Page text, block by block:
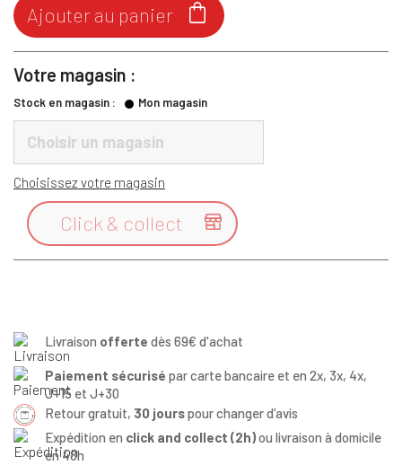

Ajouter au panier
Votre magasin :
Stock en magasin : Mon magasin
Choisir un magasin
Choisissez votre magasin

Click & collect
Livraison offerte dès 69€ d'achat
Paiement sécurisé par carte bancaire et en 2x, 3x, 4x,
J+15 et J+30
Retour gratuit, 30 jourspour changer d’avis
Expédition en click and collect (2h)ou livraison à domicile
en 48h